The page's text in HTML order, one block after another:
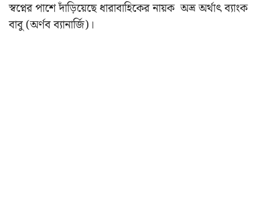
স্বপ্নের পাশে দাঁড়িয়েছে ধারাবাহিকের নায়ক অভ্র অর্থাৎ ব্যাংক
বাবু (অর্ণব ব্যানার্জি)।